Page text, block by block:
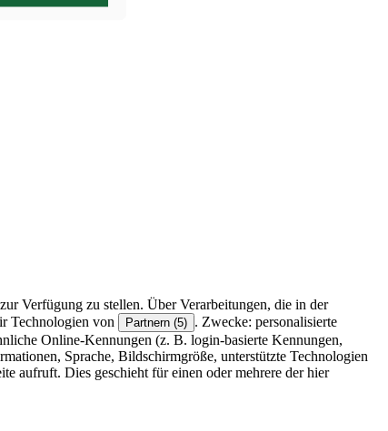
Verfügung zu stellen. Über Verarbeitungen, die in der
Technologien von Partnern (5) . Zwecke: personalisierte
Online-Kennungen (z. B. login-basierte Kennungen,
Sprache, Bildschirmgröße, unterstützte Technologien
aufruft. Dies geschieht für einen oder mehrere der hier